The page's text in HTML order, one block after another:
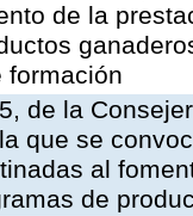
de la
formación
de la
que se
al
de